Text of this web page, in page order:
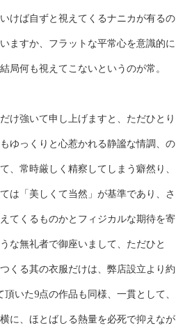
けば自ずと視えてくるナニカが有るの
ますか、フラットな平常心を意識的に
局何も視えてこないというのが常。
け強いて申し上げますと、ただひとり
ゆっくりと心惹かれる静謐な情調、の
、常時厳しく精察してしまう癖然り、
は「美しくて当然」が基準であり、さ
てくるものかとフィジカルな期待を寄
な無礼者で御座いまして、ただひと
くる其の衣服だけは、弊店設立より約
いた9点の作品も同様、一貫として、
に、ほとばしる熱量を必死で抑えなが